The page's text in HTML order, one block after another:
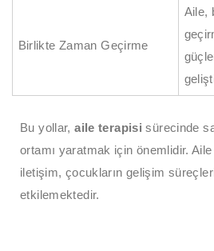
Birlikte Zaman Geçirme
Aile,
Bu yollar,aile terapisi sürecinde
ortamı yaratmak için önemlidir. Aile
iletişim, çocukların gelişim
etkilemektedir.